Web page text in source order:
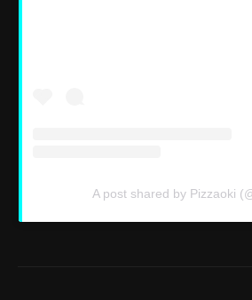
A post shared by Pizzaoki